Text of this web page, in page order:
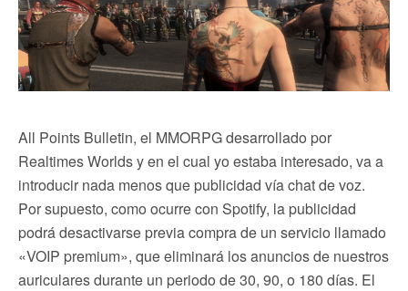
All Points Bulletin, el MMORPG desarrollado por
Realtimes Worlds y en el cual yo estaba interesado, va a
introducir nada menos que publicidad vía chat de voz.
Por supuesto, como ocurre con Spotify, la publicidad
podrá desactivarse previa compra de un servicio llamado
«VOIP premium», que eliminará los anuncios de nuestros
auriculares durante un periodo de 30, 90, o 180 días. El